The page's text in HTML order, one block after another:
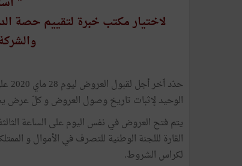
لاختيار مكتب خبرة لتقييم حصة
الوحيد لإثبات تاريخ وصول العروض و كلّ عرض
يتم فتح العروض في نفس اليوم على الساعة
القارة لللجنة الوطنية للتصرف في الأموال و
لكراس الشروط.